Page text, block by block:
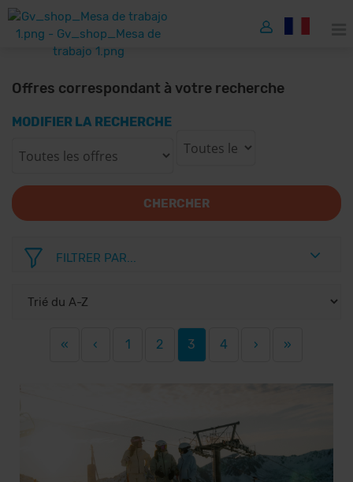
Offres correspondant à votre recherche
MODIFIER LA RECHERCHE
CHERCHER
FILTRER PAR...
« ‹ 1 2 3 4 › »